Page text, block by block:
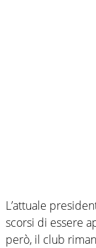
L’attuale
scorsi di essere
però, il club